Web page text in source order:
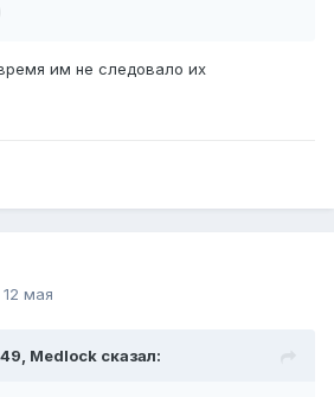
им не следовало их
12 мая
Medlock сказал: